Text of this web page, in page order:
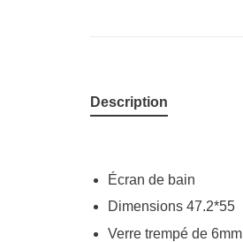
Description
Écran de bain
Dimensions 47.2*55
Verre trempé de 6mm